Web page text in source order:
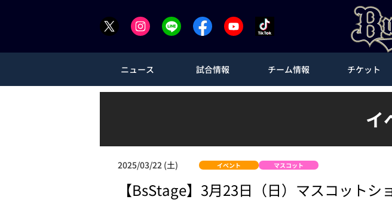
ニュース 試合情報 チーム情報 チケット
イ
2025/03/22 (土) イベント マスコット
【BsStage】3月23日（日）マスコット